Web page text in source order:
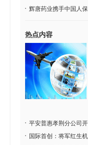
辉唐药业携手中国人
热点内容
平安普惠孝荆分公司
国际首创：将军红生